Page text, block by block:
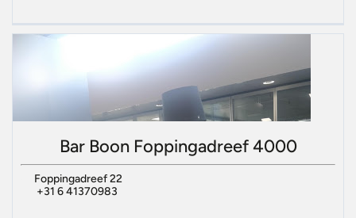
Bar Boon Foppingadreef 4000
Foppingadreef 22
+31 6 41370983